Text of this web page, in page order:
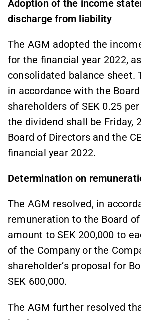
Adoption of the income
discharge from liability
The AGM adopted the
for the financial year 2022,
consolidated balance sheet.
in accordance with the
shareholders of SEK 0.25
the dividend shall be Friday,
Board of Directors and the
financial year 2022.
Determination on
The AGM resolved, in
remuneration to the Board
amount to SEK 200,000 to
of the Company or the
shareholder’s proposal for
SEK 600,000.
The AGM further resolved